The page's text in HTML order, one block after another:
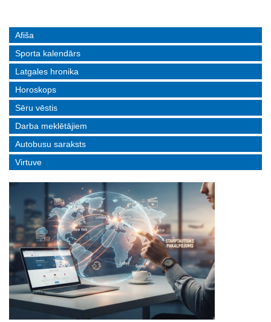
Afiša
Sporta kalendārs
Latgales hronika
Horoskops
Sēru vēstis
Darba meklētājiem
Autobusu saraksts
Virtuve